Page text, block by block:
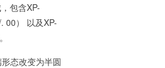
包含XP-
00） 以及XP-
态改变为半圆